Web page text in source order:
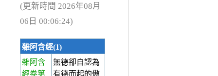
(更新時間 2026年08月
06日 00:06:24)
雜阿含經(1)
雜阿含
經卷第
無德卻自認為
有德而起的傲